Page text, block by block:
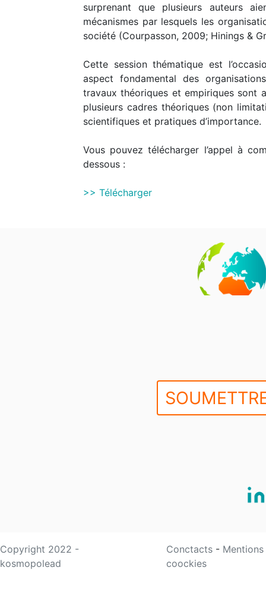
surprenant que plusieurs auteurs
mécanismes par lesquels les
société (Courpasson, 2009; Hinings &
Cette session thématique est
aspect fondamental des
travaux théoriques et empiriques sont
plusieurs cadres théoriques (non
scientifiques et pratiques d’importance.
Vous pouvez télécharger l’appel à
dessous :
>> Télécharger
Copyright 2022 -
kosmopolead
Conctacts -
coockies